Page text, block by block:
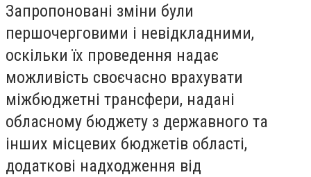
Запропоновані зміни були
першочерговими і невідкладними,
оскільки їх проведення надає
можливість своєчасно врахувати
міжбюджетні трансфери, надані
обласному бюджету з державного та
інших місцевих бюджетів області,
додаткові надходження від